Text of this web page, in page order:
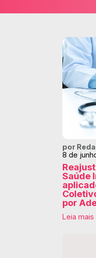
por
8 de
Saúde
por
Leia mais